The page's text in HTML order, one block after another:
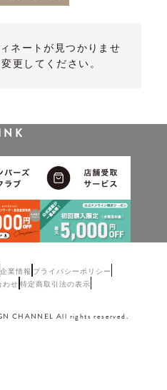
ネートが見つかりませ
更してください。
企業情報 プライバシーポリシー
わせ 特定商取引法の表示
CHANNEL All rights reserved.